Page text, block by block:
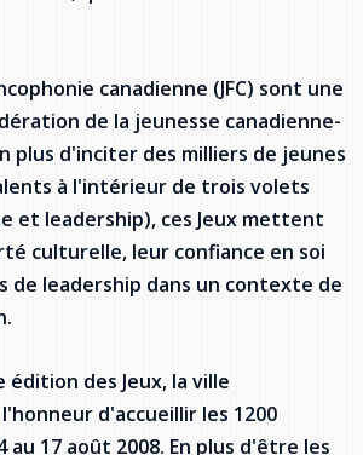
canadienne (JFC) sont une
de la jeunesse canadienne-
plus d'inciter des milliers de jeunes
à l'intérieur de trois volets
et leadership), ces Jeux mettent
culturelle, leur confiance en soi
de leadership dans un contexte de
des Jeux, la ville
d'accueillir les 1200
17 août 2008. En plus d'être les